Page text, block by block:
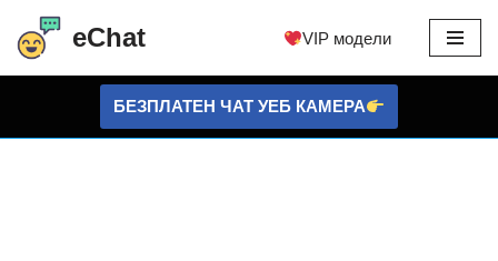
Преминете
съдържанието
eChat VIP модели
БЕЗПЛАТЕН ЧАТ УЕБ КАМЕРА